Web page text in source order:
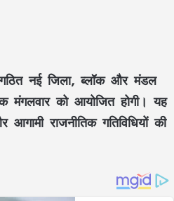
नई जिला, ब्लॉक और मंडल
मंगलवार को आयोजित होगी। यह
राजनीतिक गतिविधियों की